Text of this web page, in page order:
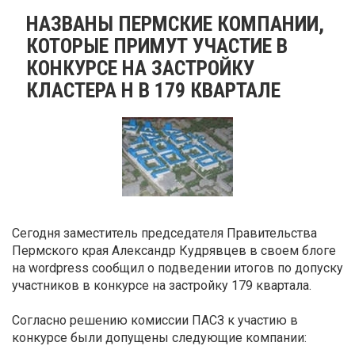
НАЗВАНЫ ПЕРМСКИЕ КОМПАНИИ,
КОТОРЫЕ ПРИМУТ УЧАСТИЕ В
КОНКУРСЕ НА ЗАСТРОЙКУ
КЛАСТЕРА Н В 179 КВАРТАЛЕ
Сегодня заместитель председателя Правительства
Пермского края Александр Кудрявцев в своем блоге
на wordpress сообщил о подведении итогов по допуску
участников в конкурсе на застройку 179 квартала.
Согласно решению комиссии ПАСЗ к участию в
конкурсе были допущены следующие компании: